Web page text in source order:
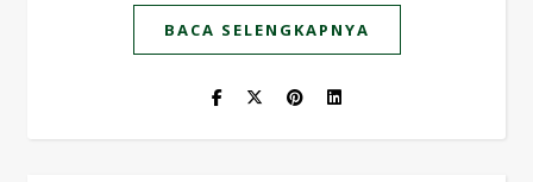
BACA SELENGKAPNYA